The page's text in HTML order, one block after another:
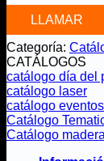
LLAMAR
Categoría:
CATÁLOGOS
catálogo día del
catálogo laser
catálogo eventos
Catálogo
Catálogo